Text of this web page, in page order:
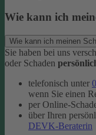
Wie kann ich
Wie kann ich meinen
Sie haben bei uns
oder Schaden
telefonisch unter
wenn Sie einen
per Online-
über Ihren
DEVK-Beraterin